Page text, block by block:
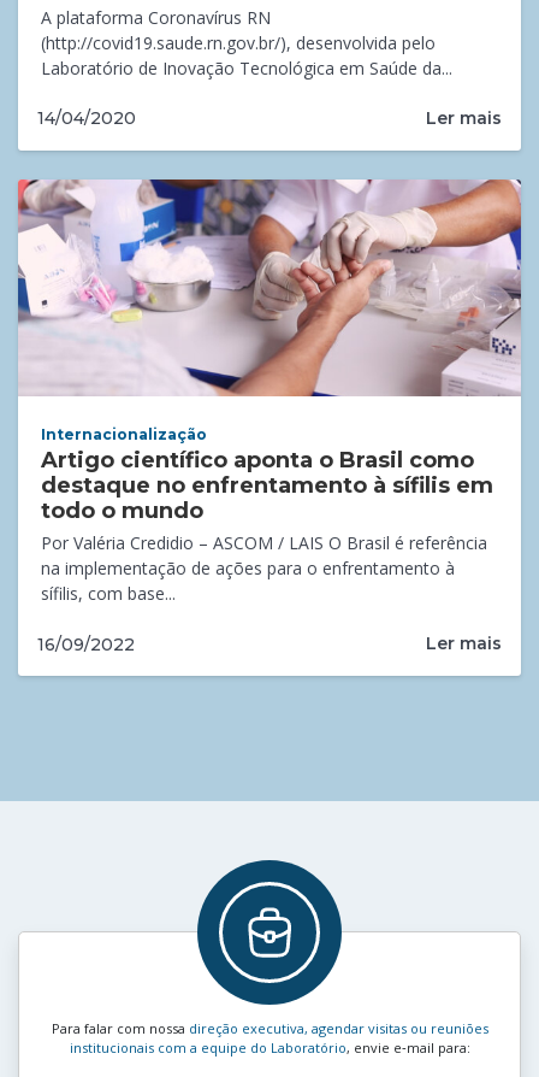
A plataforma Coronavírus RN
(http://covid19.saude.rn.gov.br/), desenvolvida pelo
Laboratório de Inovação Tecnológica em Saúde da...
14/04/2020 Ler mais
Internacionalização
Artigo científico aponta o Brasil como
destaque no enfrentamento à sífilis em
todo o mundo
Por Valéria Credidio – ASCOM / LAIS O Brasil é referência
na implementação de ações para o enfrentamento à
sífilis, com base...
16/09/2022 Ler mais
Para falar com nossa direção executiva, agendar visitas ou reuniões
institucionais com a equipe do Laboratório, envie e‑mail para: